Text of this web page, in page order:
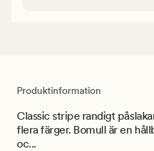
Produktinformation
Classic stripe randigt
flera färger. Bomull är en
oc...